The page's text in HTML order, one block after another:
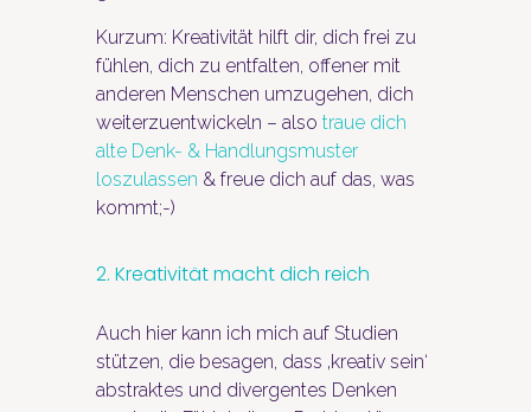
Kurzum: Kreativität hilft dir, dich frei zu
fühlen, dich zu entfalten, offener mit
anderen Menschen umzugehen, dich
weiterzuentwickeln – also traue dich
alte Denk- & Handlungsmuster
loszulassen & freue dich auf das, was
kommt;-)
2. Kreativität macht dich reich
Auch hier kann ich mich auf Studien
stützen, die besagen, dass ‚kreativ sein‘
abstraktes und divergentes Denken